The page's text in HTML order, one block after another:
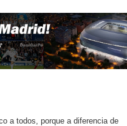
a todos, porque a diferencia de